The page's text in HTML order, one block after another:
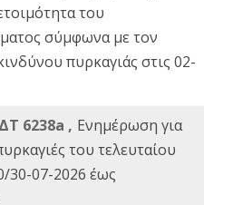
του
σύμφωνα με τον
πυρκαγιάς στις 02-
6238a , Ενημέρωση για
του τελευταίου
30-07-2026 έως